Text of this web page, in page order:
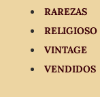
RAREZAS
RELIGIOSO
VINTAGE
VENDIDOS